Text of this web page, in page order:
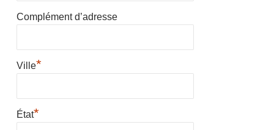
Complément d’adresse
Ville*
État*